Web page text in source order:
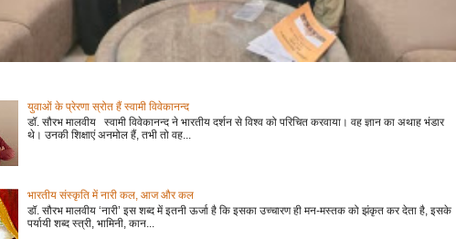
युवाओं के प्रेरणा स्रोत हैं स्वामी विवेकानन्द
डॉ. सौरभ मालवीय स्वामी विवेकानन्द ने भारतीय दर्शन से विश्व को परिचित करवाया। वह ज्ञान का अथाह भंडार
थे। उनकी शिक्षाएं अनमोल हैं, तभी तो वह...
भारतीय संस्कृति में नारी कल, आज और कल
डॉ. सौरभ मालवीय ‘नारी’ इस शब्द में इतनी ऊर्जा है कि इसका उच्चारण ही मन-मस्तक को झंकृत कर देता है, इसके
पर्यायी शब्द स्त्री, भामिनी, कान...